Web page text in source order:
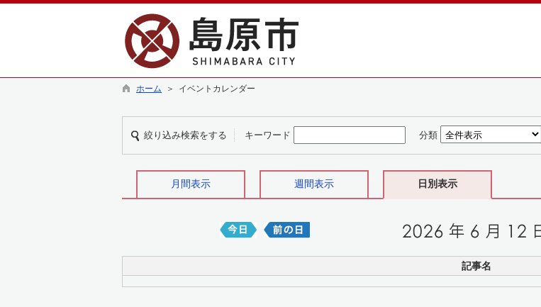
ホーム ＞ イベントカレンダー
絞り込み検索をする キーワード 分類
月間表示 週間表示 日別表示
記事名